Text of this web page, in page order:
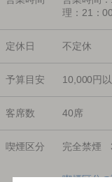
理：21：
定休日 不定休
予算目安 10,000円
客席数 40席
喫煙区分 完全禁煙
喫煙区分